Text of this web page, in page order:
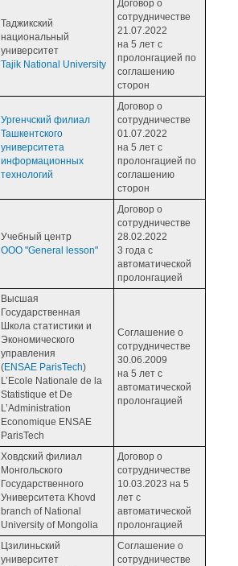
Таджикский
национальный
университет
Tajik National University
Договор о
сотрудничестве
21.07.2022
на 5 лет с
пролонгацией по
соглашению
сторон
Ургенчский филиал
Ташкентского
университета
информационных
технологий
Договор о
сотрудничестве
01.07.2022
на 5 лет с
пролонгацией по
соглашению
сторон
Учебный центр
OOO "General lesson"
Договор о
сотрудничестве
28.02.2022
3 года с
автоматической
пролонгацией
Высшая
Государственная
Школа статистики и
Экономического
управления
(ENSAE ParisTech)
L’Ecole Nationale de la
Statistique et De
L’Administration
Economique ENSAE
ParisTech
Соглашение о
сотрудничестве
30.06.2009
на 5 лет с
автоматической
пролонгацией
Ховдский филиал
Монгольского
Государственного
Университета Khovd
branch of National
University of Mongolia
Договор о
сотрудничестве
10.03.2023 на 5
лет с
автоматической
пролонгацией
Цзилиньский
университет
Соглашение о
сотрудничестве